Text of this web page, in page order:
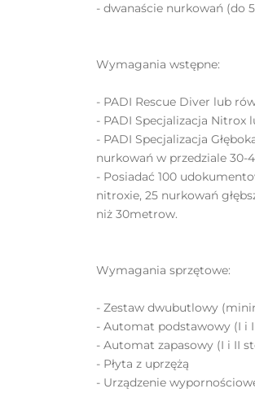
- dwanaście nurkowań (do
Wymagania wstępne:
- PADI Rescue Diver lub
- PADI Specjalizacja Nitrox
- PADI Specjalizacja
nurkowań w przedziale 30-
- Posiadać 100
nitroxie, 25 nurkowań
niż 30metrow.
Wymagania sprzętowe:
- Zestaw dwubutlowy
- Automat podstawowy (I i
- Automat zapasowy (I i II
- Płyta z uprzężą
- Urządzenie